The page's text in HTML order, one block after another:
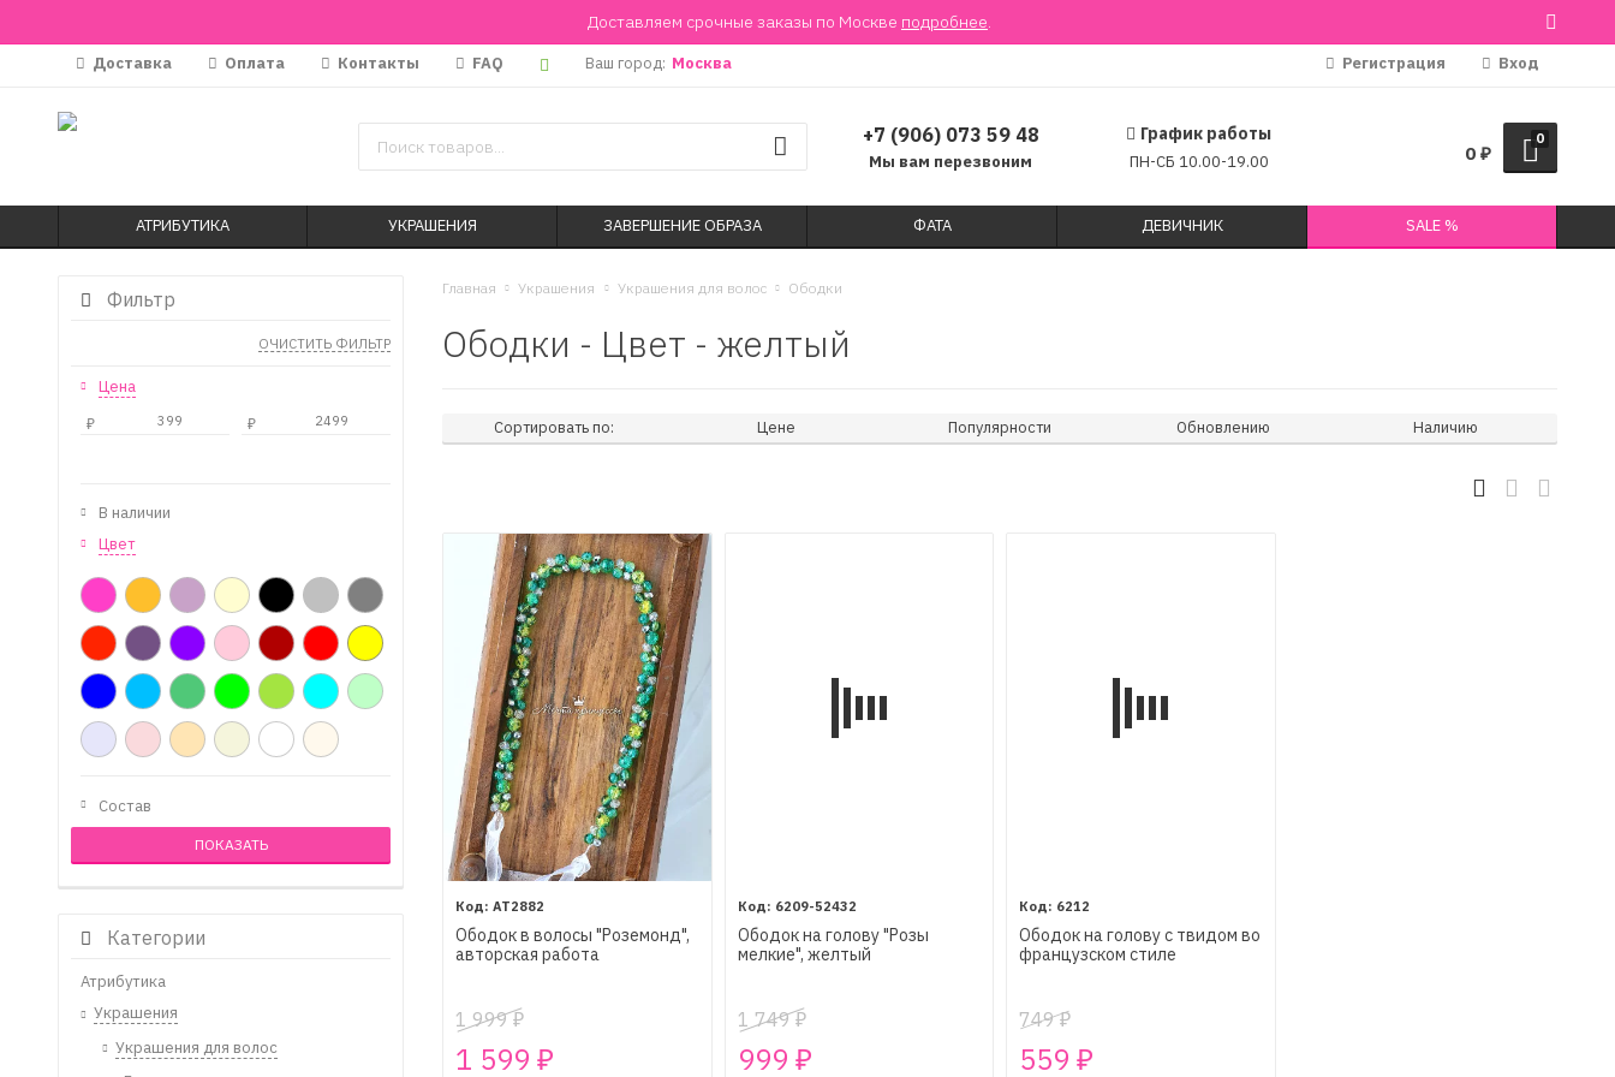
Доставляем срочные заказы по Москве подробнее.
Доставка Оплата Контакты FAQ Ваш город: Москва Регистрация Вход
+7 (906) 073 59 48
Мы вам перезвоним
График работы
ПН-СБ 10.00-19.00
0
0 ₽
АТРИБУТИКА УКРАШЕНИЯ ЗАВЕРШЕНИЕ ОБРАЗА ФАТА ДЕВИЧНИК SALE %
Фильтр
ОЧИСТИТЬ ФИЛЬТР
Цена
₽ ₽
В наличии
Цвет
Состав
Категории
Атрибутика
Украшения
Украшения для волос
Главная Украшения Украшения для волос Ободки
Ободки - Цвет - желтый
Сортировать по: Цене Популярности Обновлению Наличию
AT2882
Ободок в волосы "Роземонд",
авторская работа
1 999₽
1 599 ₽
6209-52432
Ободок на голову "Розы
мелкие", желтый
1 749₽
999 ₽
6212
Ободок на голову с твидом во
французском стиле
749₽
559 ₽